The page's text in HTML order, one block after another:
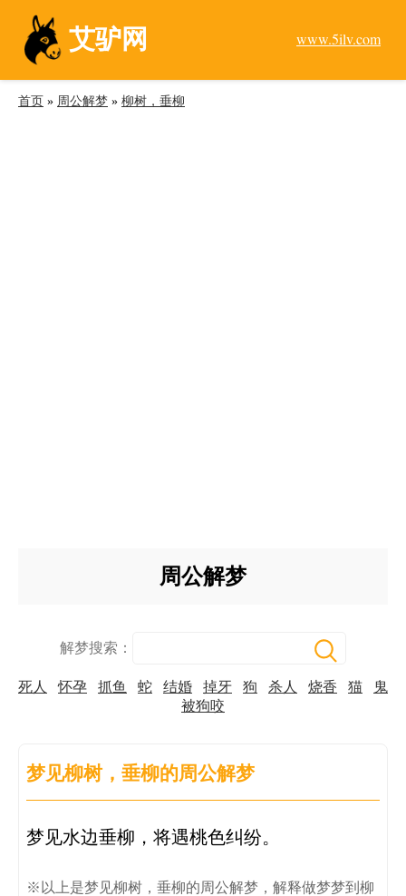
www.5ilv.com
艾驴网
首页 » 周公解梦 » 柳树，垂柳
周公解梦
解梦搜索：
死人 怀孕 抓鱼 蛇 结婚 掉牙 狗 杀人 烧香 猫
鬼
被狗咬
梦见柳树，垂柳的周公解梦
※以上是梦见柳树，垂柳的周公解梦，解释做梦梦到柳